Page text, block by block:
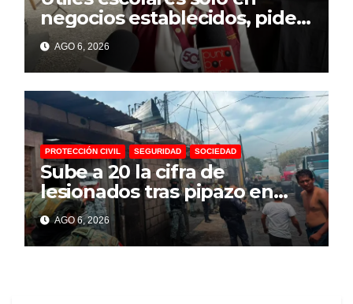
negocios establecidos, pide
la Profeco a padres de
familia
AGO 6, 2026
PROTECCIÓN CIVIL SEGURIDAD SOCIEDAD
Sube a 20 la cifra de
lesionados tras pipazo en
Cuernavaca
AGO 6, 2026